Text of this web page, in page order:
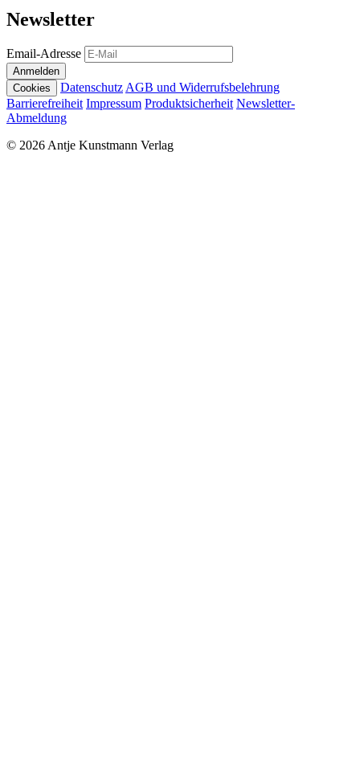
Newsletter
Email-Adresse
Anmelden
Cookies
DatenschutzAGB und Widerrufsbelehrung
Barrierefreiheit Impressum Produktsicherheit Newsletter-
Abmeldung
© 2026 Antje Kunstmann Verlag